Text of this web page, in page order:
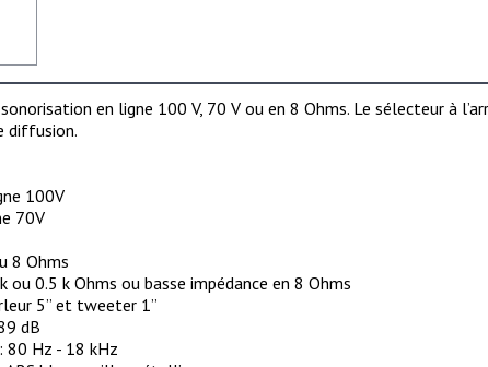
en ligne 100 V, 70 V ou en 8 Ohms. Le sélecteur à
diffusion.
100V
70V
8 Ohms
ou 0.5 k Ohms ou basse impédance en 8 Ohms
5” et tweeter 1”
dB
80 Hz - 18 kHz